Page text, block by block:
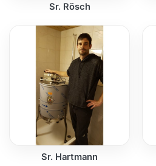
Sr. Rösch
Sr. Hartmann